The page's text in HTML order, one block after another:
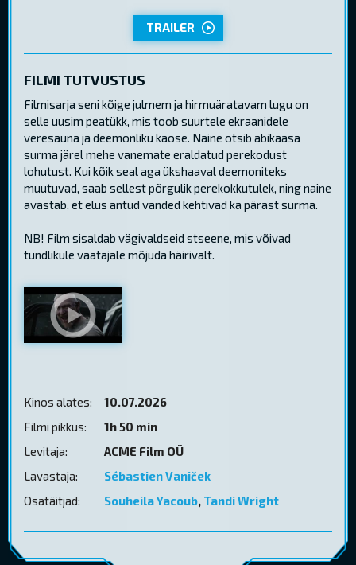
TRAILER
FILMI TUTVUSTUS
Filmisarja seni kõige julmem ja hirmuäratavam lugu on
selle uusim peatükk, mis toob suurtele ekraanidele
veresauna ja deemonliku kaose. Naine otsib abikaasa
surma järel mehe vanemate eraldatud perekodust
lohutust. Kui kõik seal aga ükshaaval deemoniteks
muutuvad, saab sellest põrgulik perekokkutulek, ning naine
avastab, et elus antud vanded kehtivad ka pärast surma.
NB! Film sisaldab vägivaldseid stseene, mis võivad
tundlikule vaatajale mõjuda häirivalt.
Kinos alates:
10.07.2026
Filmi pikkus:
1h 50 min
Levitaja:
ACME Film OÜ
Lavastaja:
Sébastien Vaniček
Osatäitjad:
Souheila Yacoub, Tandi Wright